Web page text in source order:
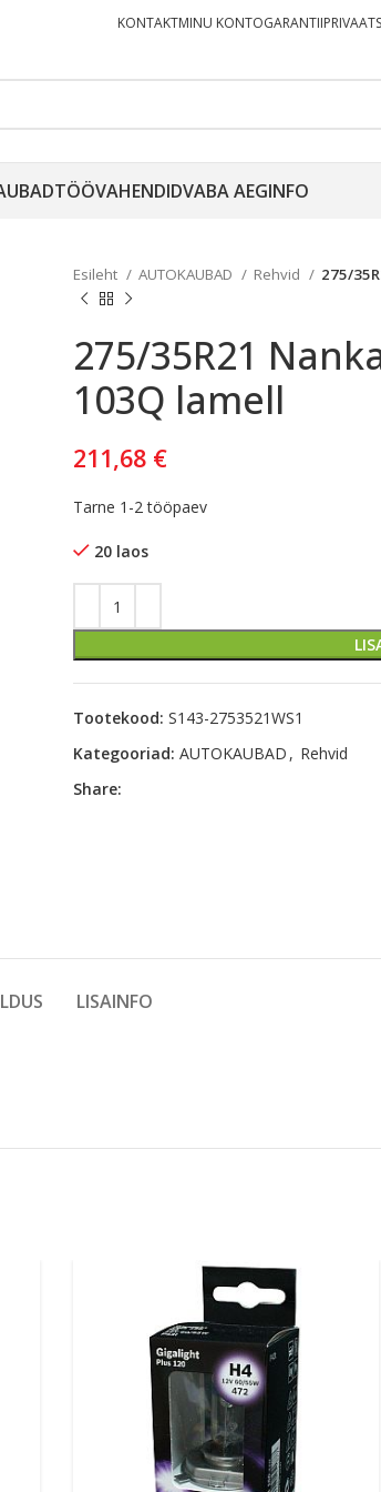
KONTAKTMINU KONTOGARANTII
TÖÖVAHENDIDVABA AEGINFO
Esileht AUTOKAUBAD Rehvid 275/
275/35R21
103Q lamell
211,68 €
Tarne 1-2 tööpaev
20 laos
Tootekood: S143-2753521WS1
Kategooriad: AUTOKAUBAD , Rehvid
Share:
LISAINFO